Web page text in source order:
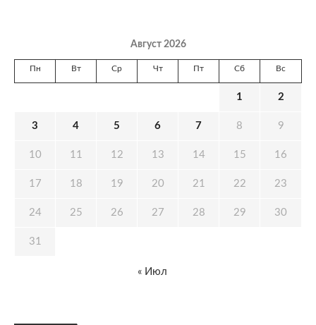
Август 2026
Пн Вт Ср Чт Пт Сб Вс
1 2
3 4 5 6 7 8 9
10 11 12 13 14 15 16
17 18 19 20 21 22 23
24 25 26 27 28 29 30
31
« Июл